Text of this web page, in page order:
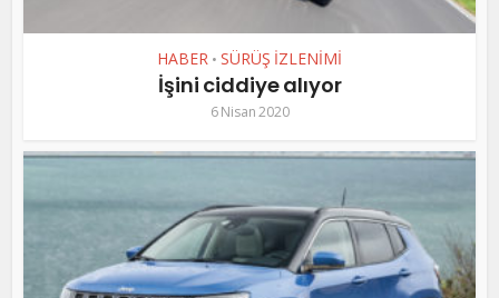
HABER • SÜRÜŞ İZLENİMİ
İşini ciddiye alıyor
6 Nisan 2020